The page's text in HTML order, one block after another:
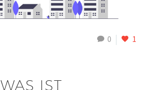
0 1
WAS IST